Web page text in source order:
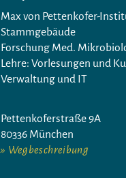
Max von Pettenkofer-
Stammgebäude
Forschung Med.
Lehre: Vorlesungen und
Verwaltung und IT
Pettenkoferstraße 9A
80336 München
Wegbeschreibung